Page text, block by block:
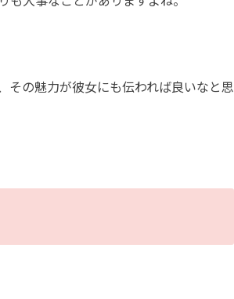
その魅力が彼女にも伝われば良いなと思